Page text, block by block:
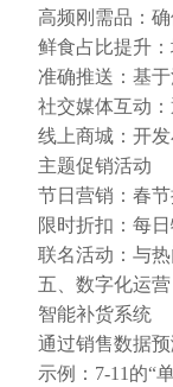
高频刚需品：
鲜食占比提升
准确推送：基
社交媒体互动
线上商城：开
主题促销活动
节日营销：春
限时折扣：每
联名活动：与
五、数字化运
智能补货系统
通过销售数据
示例：7-11的“